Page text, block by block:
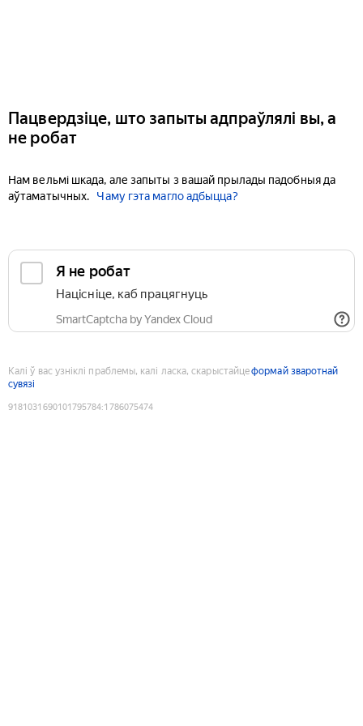
Пацвердзіце, што запыты адпраўлялі вы, а
не робат
Нам вельмі шкада, але запыты з вашай прылады падобныя да
аўтаматычных.
Чаму гэта магло адбыцца?
Я не робат
Націсніце, каб працягнуць
SmartCaptcha by Yandex Cloud
Калі ў вас узніклі праблемы, калі ласка, скарыстайцеформай зваротнай
сувязі
9181031690101795784:1786075474